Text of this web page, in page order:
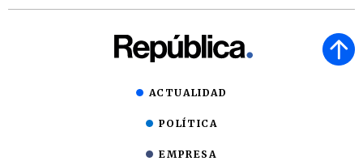
ACTUALIDAD
POLÍTICA
EMPRESA